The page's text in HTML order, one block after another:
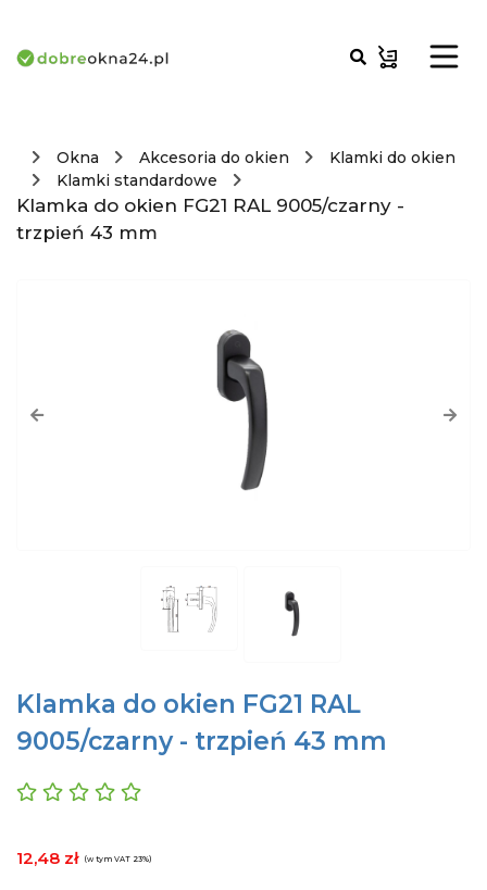
Okna Akcesoria do okien
Klamki do okien
Klamki standardowe
Klamka do okien FG21 RAL 9005/czarny -
trzpień 43 mm
Klamka do okien FG21 RAL
9005/czarny - trzpień 43 mm
12,48 zł (w tym VAT 23%)